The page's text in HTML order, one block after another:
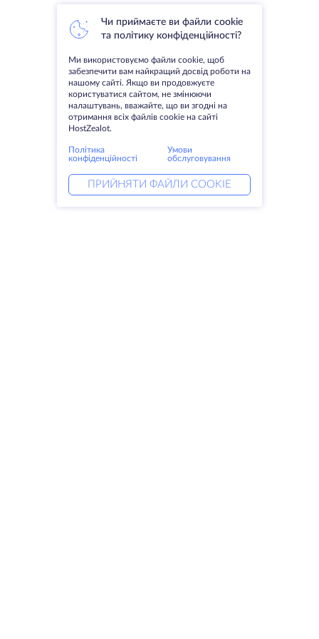
Чи приймаєте ви файли cookie
та політику конфіденційності?
Ми використовуємо файли cookie, щоб
забезпечити вам найкращий досвід роботи на
нашому сайті. Якщо ви продовжуєте
користуватися сайтом, не змінюючи
налаштувань, вважайте, що ви згодні на
отримання всіх файлів cookie на сайті
HostZealot.
Політика
конфіденційності
Умови
обслуговування
ПРИЙНЯТИ ФАЙЛИ COOKIE